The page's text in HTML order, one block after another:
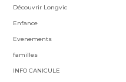
Découvrir Longvic
Enfance
Evenements
familles
INFO CANICULE